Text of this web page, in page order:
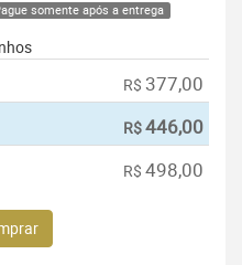
somente após a entrega
R$ 377,00
R$446,00
R$ 498,00